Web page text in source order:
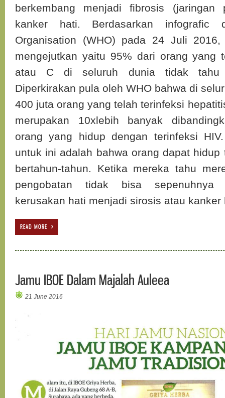
berkembang menjadi fibrosis (jaringan
kanker hati. Berdasarkan infografic
Organisation (WHO) pada 24 Juli
mengejutkan yaitu 95% dari orang yang
atau C di seluruh dunia tidak tahu
Diperkirakan pula oleh WHO bahwa di
400 juta orang yang telah terinfeksi
merupakan 10xlebih banyak
orang yang hidup dengan terinfeksi
untuk ini adalah bahwa orang dapat
bertahun-tahun. Ketika mereka tahu
pengobatan tidak bisa sepenuhnya
kerusakan hati menjadi sirosis atau kanker
READ MORE
Jamu IBOE Dalam Majalah Auleea
21 June 2016